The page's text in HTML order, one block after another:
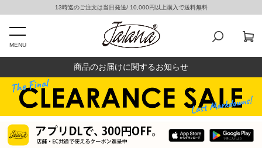
13時迄のご注文は当日発送/ 10,000円以上購入で送料無料
MENU
商品のお届けに関するお知らせ